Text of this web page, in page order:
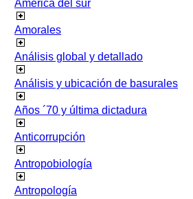
América del sur
Amorales
Análisis global y detallado
Análisis y ubicación de basurales
Años ´70 y última dictadura
Anticorrupción
Antropobiología
Antropología